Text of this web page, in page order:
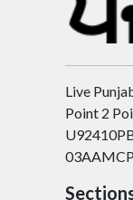
Live
Point 2